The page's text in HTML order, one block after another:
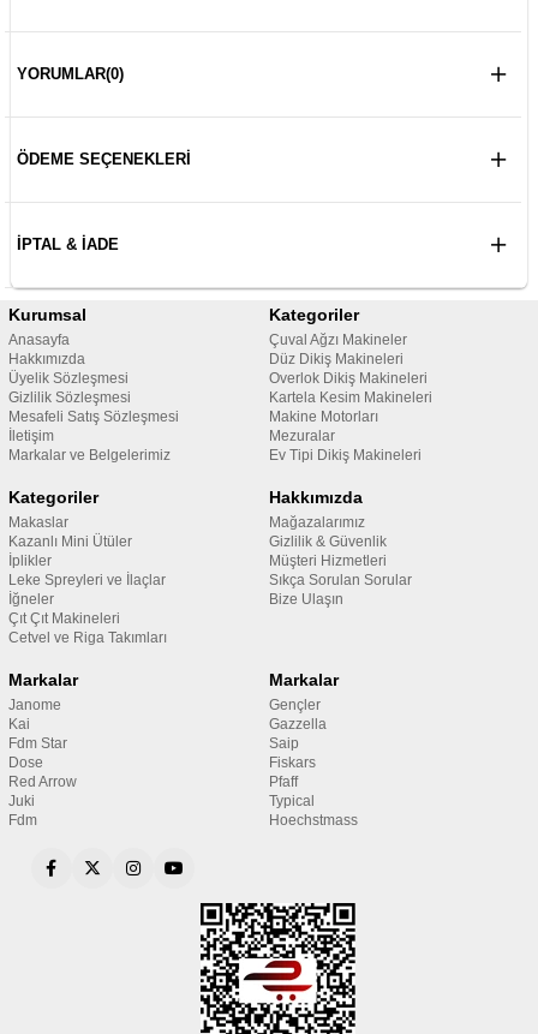
YORUMLAR(0)
ÖDEME SEÇENEKLERI
İPTAL & İADE
Kurumsal
Anasayfa
Hakkımızda
Üyelik Sözleşmesi
Gizlilik Sözleşmesi
Mesafeli Satış Sözleşmesi
İletişim
Markalar ve Belgelerimiz
Kategoriler
Çuval Ağzı Makineler
Düz Dikiş Makineleri
Overlok Dikiş Makineleri
Kartela Kesim Makineleri
Makine Motorları
Mezuralar
Ev Tipi Dikiş Makineleri
Kategoriler
Makaslar
Kazanlı Mini Ütüler
İplikler
Leke Spreyleri ve İlaçlar
İğneler
Çıt Çıt Makineleri
Cetvel ve Riga Takımları
Hakkımızda
Mağazalarımız
Gizlilik & Güvenlik
Müşteri Hizmetleri
Sıkça Sorulan Sorular
Bize Ulaşın
Markalar
Janome
Kai
Fdm Star
Dose
Red Arrow
Juki
Fdm
Markalar
Gençler
Gazzella
Saip
Fiskars
Pfaff
Typical
Hoechstmass